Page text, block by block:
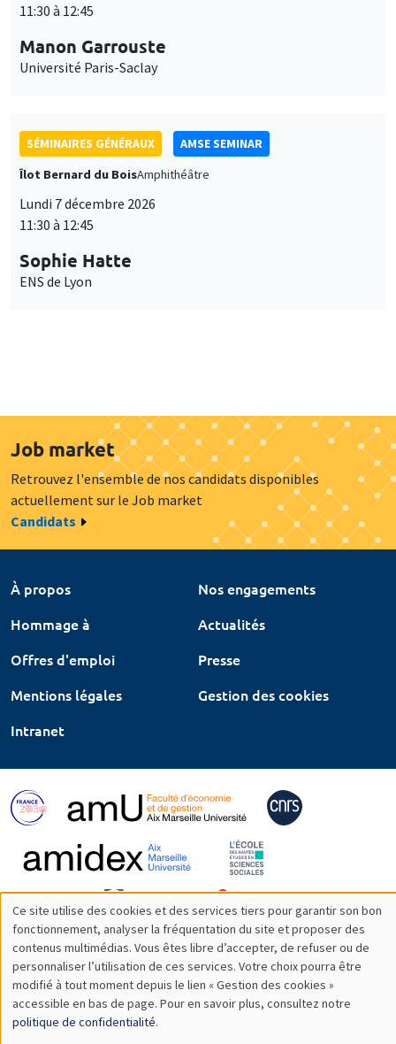
11:30 à 12:45
Manon Garrouste
Université Paris-Saclay
SÉMINAIRES GÉNÉRAUX
AMSE SEMINAR
Îlot Bernard du BoisAmphithéâtre
Lundi 7 décembre 2026
11:30 à 12:45
Sophie Hatte
ENS de Lyon
Job market
Retrouvez l'ensemble de nos candidats disponibles
actuellement sur le Job market
Candidats
À propos
Nos engagements
Hommage à
Actualités
Offres d'emploi
Presse
Mentions légales
Gestion des cookies
Intranet
Utilisation
des
données
personnelles
Ce site utilise des cookies et des services tiers pour garantir son bon
fonctionnement, analyser la fréquentation du site et proposer des
contenus multimédias. Vous êtes libre d’accepter, de refuser ou de
personnaliser l’utilisation de ces services. Votre choix pourra être
modifié à tout moment depuis le lien « Gestion des cookies »
accessible en bas de page. Pour en savoir plus, consultez notre
politique de confidentialité.